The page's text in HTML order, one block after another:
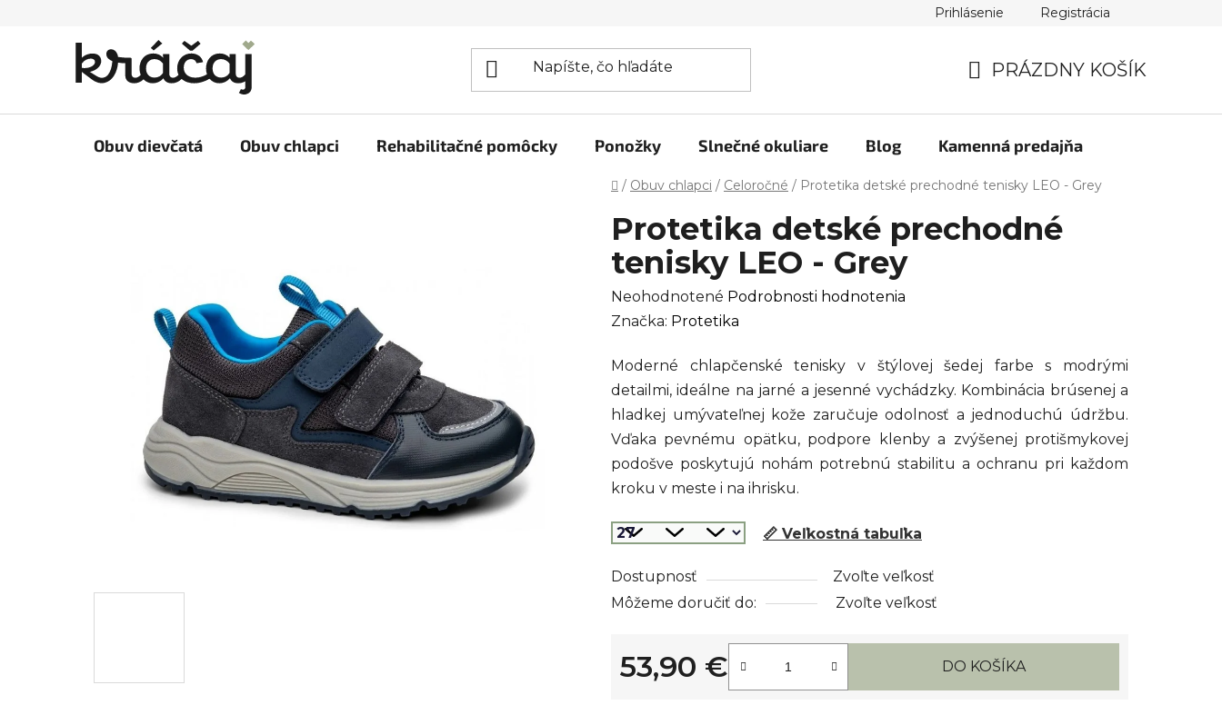
Prihlásenie Registrácia
KOŠÍK
PRÁZDNY KOŠÍK
Obuv dievčatá Obuv chlapci Rehabilitačné pomôcky Ponožky Slnečné okuliare Blog Kamenná predajňa
Domov
/ Obuv chlapci / Celoročné / Protetika detské prechodné tenisky LEO - Grey
Protetika detské prechodné
tenisky LEO - Grey
Priemerné
hodnotenie
je
0,0
z
5
hviezdičiek.
Neohodnotené Podrobnosti hodnotenia
Značka: Protetika
Moderné chlapčenské tenisky v štýlovej šedej farbe s modrými
detailmi, ideálne na jarné a jesenné vychádzky. Kombinácia brúsenej a
hladkej umývateľnej kože zaručuje odolnosť a jednoduchú údržbu.
Vďaka pevnému opätku, podpore klenby a zvýšenej protišmykovej
podošve poskytujú nohám potrebnú stabilitu a ochranu pri každom
kroku v meste i na ihrisku.
📏 Veľkostná tabuľka
Dostupnosť
Zvoľte veľkosť
Môžeme doručiť do:
Zvoľte veľkosť
53,90 €
Jednotková cena:
DO KOŠÍKA